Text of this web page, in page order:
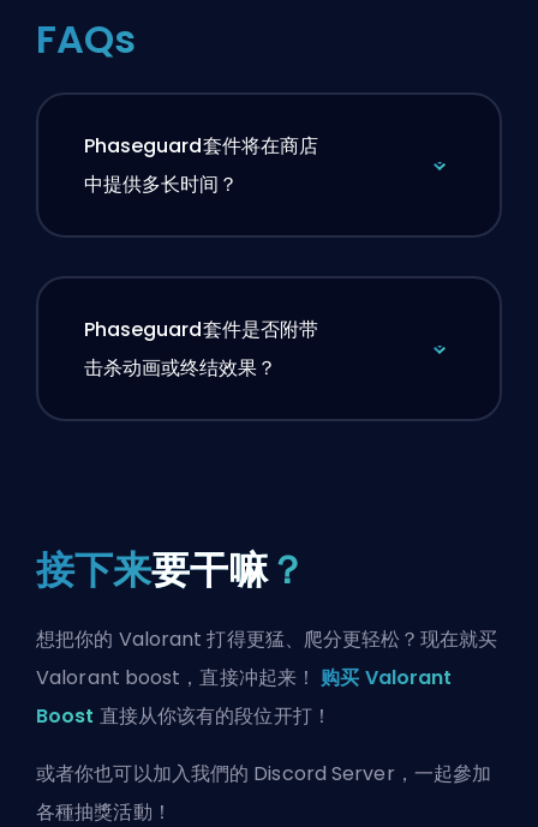
FAQs
Phaseguard套件将在商店
中提供多长时间？
Phaseguard套件是否附带
击杀动画或终结效果？
接下来要干嘛？
想把你的 Valorant 打得更猛、爬分更轻松？现在就买
Valorant boost，直接冲起来！购买 Valorant
Boost 直接从你该有的段位开打！
或者你也可以加入我們的 Discord Server ，一起參加
各種抽獎活動！